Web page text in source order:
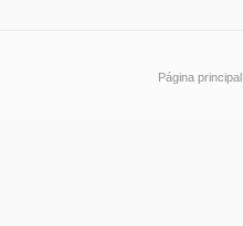
Página principal